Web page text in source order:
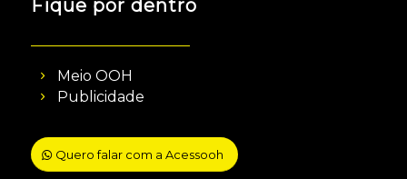
Fique por dentro
Meio OOH
Publicidade
Quero falar com a Acessooh